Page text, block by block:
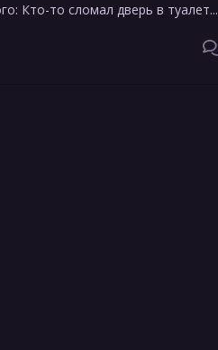
Кто-то сломал дверь в туалет...